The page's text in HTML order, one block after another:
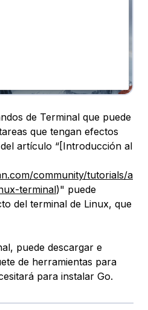
de Terminal que puede
que tengan efectos
artículo “[Introducción al
community/tutorials/a
terminal)" puede
del terminal de Linux, que
puede descargar e
de herramientas para
para instalar Go.